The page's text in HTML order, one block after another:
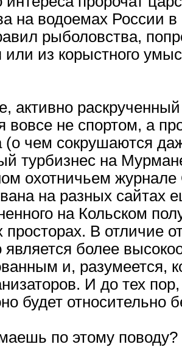
на водоемах России
рыболовства,
из корыстного
активно
вовсе не спортом, а
(о чем сокрушаются
турбизнес на
охотничьем
на разных сайтах
на Кольском
просторах. В отличие
является более
и, разумеется,
И до тех
будет
по этому поводу?